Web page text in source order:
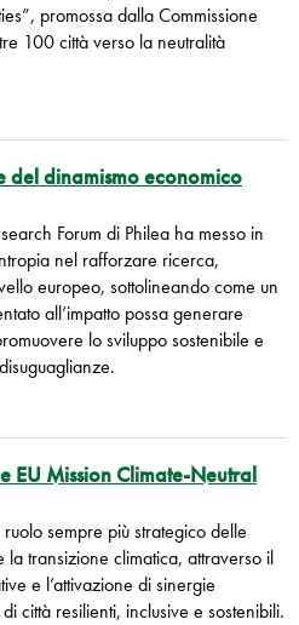
promossa dalla Commissione
100 città verso la neutralità
del dinamismo economico
Forum di Philea ha messo in
nel rafforzare ricerca,
europeo, sottolineando come un
all’impatto possa generare
lo sviluppo sostenibile e
EU Mission Climate-Neutral
sempre più strategico delle
transizione climatica, attraverso il
e l’attivazione di sinergie
città resilienti, inclusive e sostenibili.